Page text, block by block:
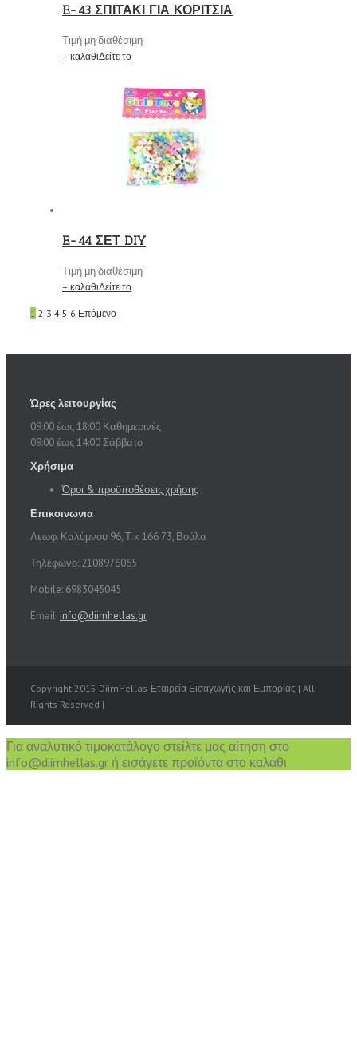
E-43 ΣΠΙΤΑΚΙ ΓΙΑ ΚΟΡΙΤΣΙΑ
Τιμή μη διαθέσιμη
+ καλάθιΔείτε το
E-44 ΣΕΤ DIY
Τιμή μη διαθέσιμη
+ καλάθιΔείτε το
1 2 3 4 5 6 Επόμενο
Ώρες λειτουργίας
09:00 έως 18:00 Καθημερινές
09:00 έως 14:00 Σάββατο
Χρήσιμα
Όροι & προϋποθέσεις χρήσης
Επικοινωνια
Λεωφ. Καλύμνου 96, Τ.κ 166 73, Βούλα
Τηλέφωνο: 2108976065
Mobile: 6983045045
Email: info@diimhellas.gr
Copyright 2015 DiimHellas-Εταιρεία Εισαγωγής και Εμπορίας | All
Rights Reserved |
Για αναλυτικό τιμοκατάλογο στείλτε μας αίτηση στο
info@diimhellas.gr ή εισάγετε προϊόντα στο καλάθι